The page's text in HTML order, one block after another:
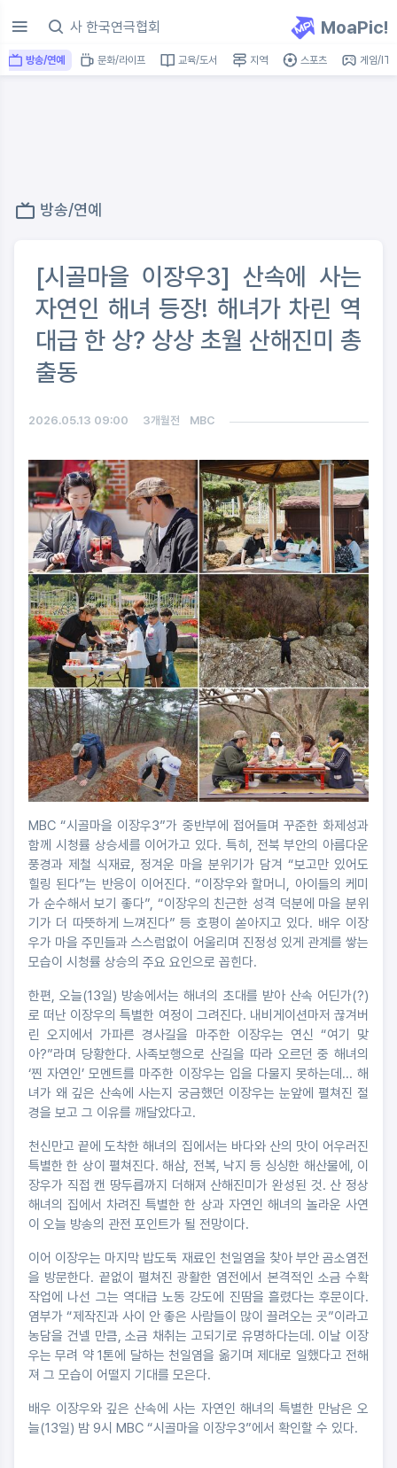
MoaPic!
방송/연예 문화/라이프 교육/도서 지역 스포츠 게임/IT
방송/연예
[시골마을 이장우3] 산속에 사는
자연인 해녀 등장! 해녀가 차린 역
대급 한 상? 상상 초월 산해진미 총
출동
2026.05.13 09:00 3개월전 MBC
MBC “시골마을 이장우3”가 중반부에 접어들며 꾸준한 화제성과
함께 시청률 상승세를 이어가고 있다. 특히, 전북 부안의 아름다운
풍경과 제철 식재료, 정겨운 마을 분위기가 담겨 “보고만 있어도
힐링 된다”는 반응이 이어진다. “이장우와 할머니, 아이들의 케미
가 순수해서 보기 좋다”, “이장우의 친근한 성격 덕분에 마을 분위
기가 더 따뜻하게 느껴진다” 등 호평이 쏟아지고 있다. 배우 이장
우가 마을 주민들과 스스럼없이 어울리며 진정성 있게 관계를 쌓는
모습이 시청률 상승의 주요 요인으로 꼽힌다.
한편, 오늘(13일) 방송에서는 해녀의 초대를 받아 산속 어딘가(?)
로 떠난 이장우의 특별한 여정이 그려진다. 내비게이션마저 끊겨버
린 오지에서 가파른 경사길을 마주한 이장우는 연신 “여기 맞
아?”라며 당황한다. 사족보행으로 산길을 따라 오르던 중 해녀의
‘찐 자연인’ 모멘트를 마주한 이장우는 입을 다물지 못하는데... 해
녀가 왜 깊은 산속에 사는지 궁금했던 이장우는 눈앞에 펼쳐진 절
경을 보고 그 이유를 깨달았다고.
천신만고 끝에 도착한 해녀의 집에서는 바다와 산의 맛이 어우러진
특별한 한 상이 펼쳐진다. 해삼, 전복, 낙지 등 싱싱한 해산물에, 이
장우가 직접 캔 땅두릅까지 더해져 산해진미가 완성된 것. 산 정상
해녀의 집에서 차려진 특별한 한 상과 자연인 해녀의 놀라운 사연
이 오늘 방송의 관전 포인트가 될 전망이다.
이어 이장우는 마지막 밥도둑 재료인 천일염을 찾아 부안 곰소염전
을 방문한다. 끝없이 펼쳐진 광활한 염전에서 본격적인 소금 수확
작업에 나선 그는 역대급 노동 강도에 진땀을 흘렸다는 후문이다.
염부가 “제작진과 사이 안 좋은 사람들이 많이 끌려오는 곳”이라고
농담을 건넬 만큼, 소금 채취는 고되기로 유명하다는데. 이날 이장
우는 무려 약 1톤에 달하는 천일염을 옮기며 제대로 일했다고 전해
져 그 모습이 어떨지 기대를 모은다.
배우 이장우와 깊은 산속에 사는 자연인 해녀의 특별한 만남은 오
늘(13일) 밤 9시 MBC “시골마을 이장우3”에서 확인할 수 있다.